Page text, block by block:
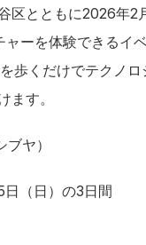
区とともに2026年2
ーを体験できるイベ
歩くだけでテクノロ
ます。
ヤ）
（日）の3日間